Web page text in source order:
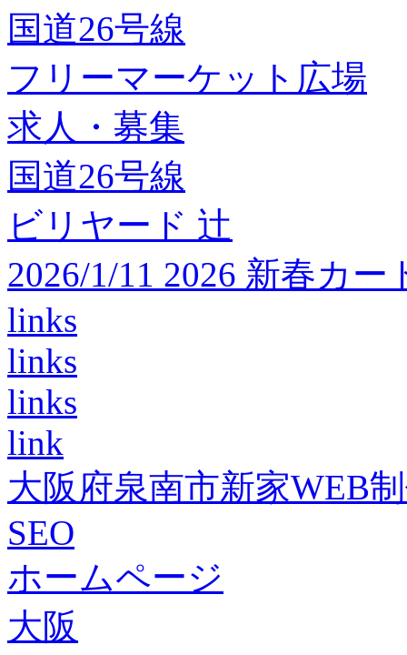
国道26号線
フリーマーケット広場
求人・募集
国道26号線
ビリヤード 辻
2026/1/11 2026 新春カ
links
links
links
link
大阪府泉南市新家WEB
SEO
ホームページ
大阪